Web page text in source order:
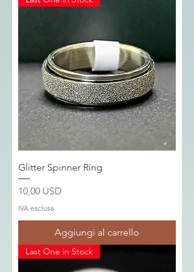
Glitter Spinner Ring
Prezzo
10,00 USD
IVA esclusa
Aggiungi al carrello
Last One in Stock